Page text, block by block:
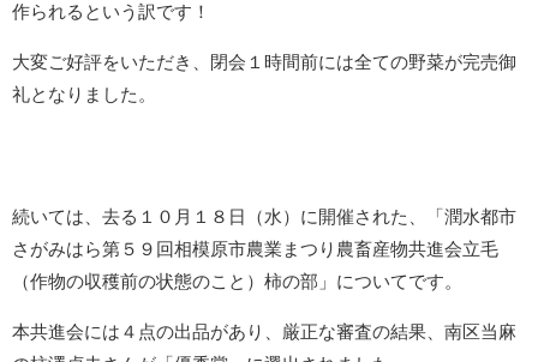
作られるという訳です！
大変ご好評をいただき、閉会１時間前には全ての野菜が完売御
礼となりました。
続いては、去る１０月１８日（水）に開催された、「潤水都市
さがみはら第５９回相模原市農業まつり農畜産物共進会立毛
（作物の収穫前の状態のこと）柿の部」についてです。
本共進会には４点の出品があり、厳正な審査の結果、南区当麻